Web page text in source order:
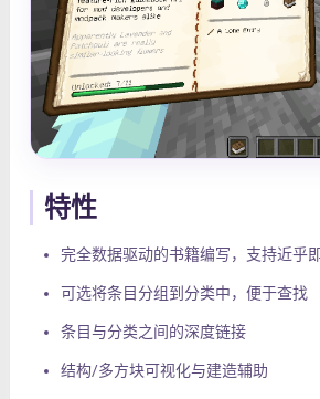
特性
完全数据驱动的书籍编写，支持近乎
可选将条目分组到分类中，便于查找
条目与分类之间的深度链接
结构/多方块可视化与建造辅助